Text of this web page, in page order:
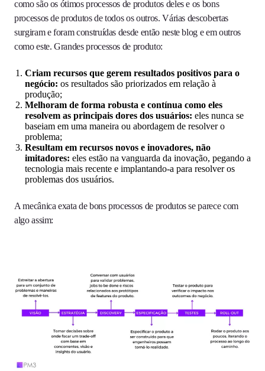
como são os ótimos processos de produtos deles e os bons
processos de produtos de todos os outros. Várias descobertas
surgiram e foram construídas desde então neste blog e em outros
como este. Grandes processos de produto:
Criam recursos que gerem resultados positivos para o
negócio: os resultados são priorizados em relação à
produção;
Melhoram de forma robusta e contínua como eles
resolvem as principais dores dos usuários: eles nunca se
baseiam em uma maneira ou abordagem de resolver o
problema;
Resultam em recursos novos e inovadores, não
imitadores: eles estão na vanguarda da inovação, pegando a
tecnologia mais recente e implantando-a para resolver os
problemas dos usuários.
A mecânica exata de bons processos de produtos se parece com
algo assim: